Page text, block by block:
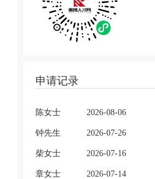
申请记录
陈女士 2026-08-06
钟先生 2026-07-26
柴女士 2026-07-16
章女士 2026-07-14